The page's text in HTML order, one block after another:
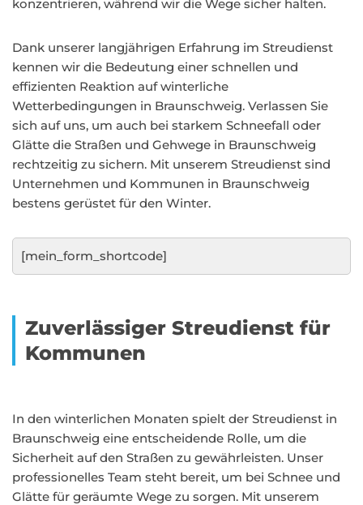
konzentrieren, während wir die Wege sicher halten.
Dank unserer langjährigen Erfahrung im Streudienst
kennen wir die Bedeutung einer schnellen und
effizienten Reaktion auf winterliche
Wetterbedingungen in Braunschweig. Verlassen Sie
sich auf uns, um auch bei starkem Schneefall oder
Glätte die Straßen und Gehwege in Braunschweig
rechtzeitig zu sichern. Mit unserem Streudienst sind
Unternehmen und Kommunen in Braunschweig
bestens gerüstet für den Winter.
[mein_form_shortcode]
Zuverlässiger Streudienst für
Kommunen
In den winterlichen Monaten spielt der Streudienst in
Braunschweig eine entscheidende Rolle, um die
Sicherheit auf den Straßen zu gewährleisten. Unser
professionelles Team steht bereit, um bei Schnee und
Glätte für geräumte Wege zu sorgen. Mit unserem